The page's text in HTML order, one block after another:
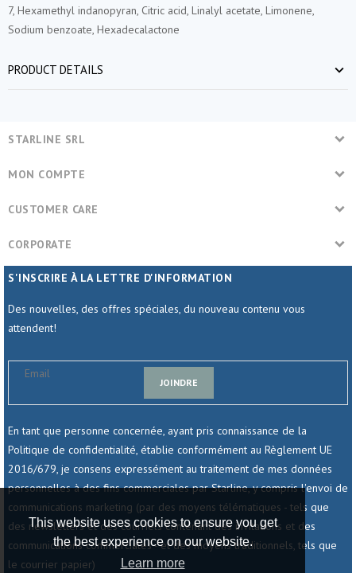
This website uses cookies to ensure you get
the best experience on our website.
Learn more
7, Hexamethyl indanopyran, Citric acid, Linalyl acetate, Limonene,
Sodium benzoate, Hexadecalactone
PRODUCT DETAILS
STARLINE SRL
MON COMPTE
CUSTOMER CARE
CORPORATE
S'INSCRIRE À LA LETTRE D'INFORMATION
Des nouvelles, des offres spéciales, du nouveau contenu vous
attendent!
JOINDRE
En tant que personne concernée, ayant pris connaissance de la
Politique de confidentialité, établie conformément au Règlement UE
2016/679, je consens expressément au traitement de mes données
personnelles à des fins commerciales par Starline, y compris l'envoi de
communications marketing (par des moyens télématiques - tels que
des newsletters et des courriels contenant des invitations et des
communications commerciales - et des moyens traditionnels, tels que
le courrier papier)